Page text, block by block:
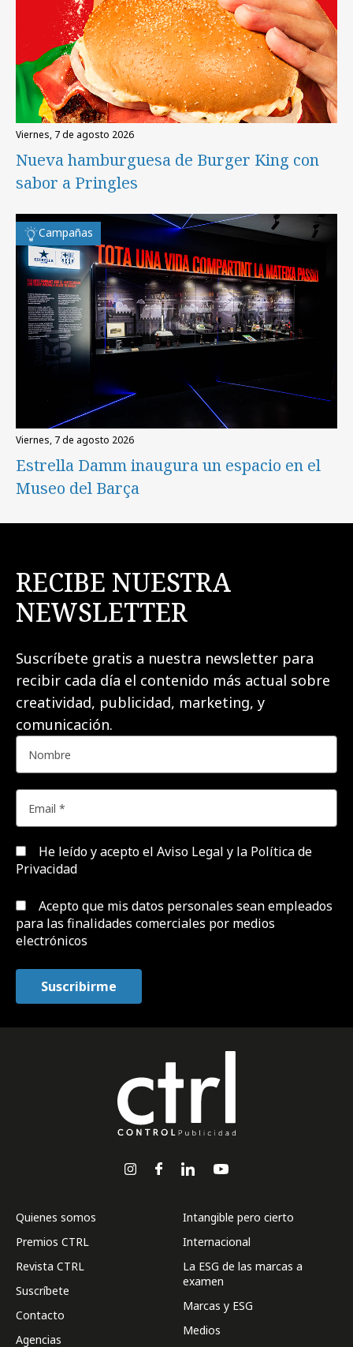
viernes, 7 de agosto 2026
Nueva hamburguesa de Burger King con
sabor a Pringles
Campañas
viernes, 7 de agosto 2026
Estrella Damm inaugura un espacio en el
Museo del Barça
RECIBE NUESTRA
NEWSLETTER
Suscríbete gratis a nuestra newsletter para
recibir cada día el contenido más actual sobre
creatividad, publicidad, marketing, y
comunicación.
He leído y acepto el Aviso Legal y la Política de
Privacidad
Acepto que mis datos personales sean empleados
para las finalidades comerciales por medios
electrónicos
Quienes somos
Premios CTRL
Revista CTRL
Suscríbete
Contacto
Agencias
Intangible pero cierto
Internacional
La ESG de las marcas a
examen
Marcas y ESG
Medios